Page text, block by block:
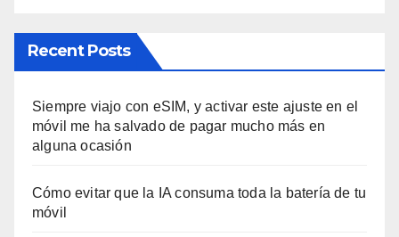
Recent Posts
Siempre viajo con eSIM, y activar este ajuste en el
móvil me ha salvado de pagar mucho más en
alguna ocasión
Cómo evitar que la IA consuma toda la batería de tu
móvil